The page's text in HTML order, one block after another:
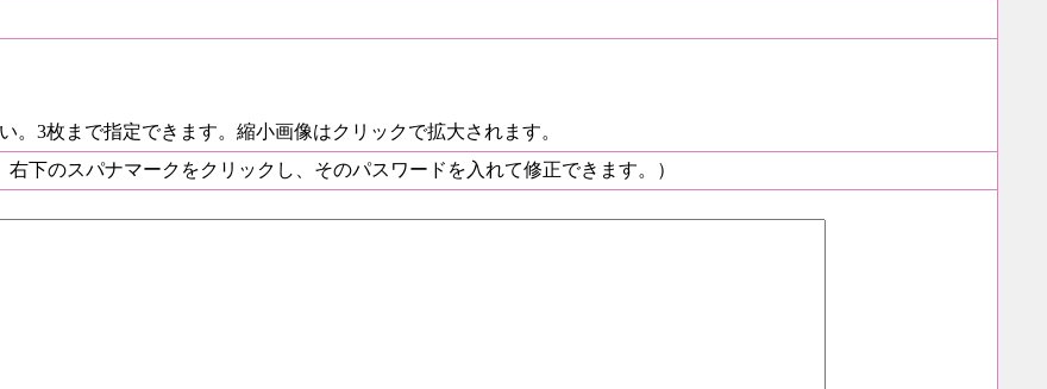
。3枚まで指定できます。縮小画像はクリックで拡大されます。
下のスパナマークをクリックし、そのパスワードを入れて修正できます。）